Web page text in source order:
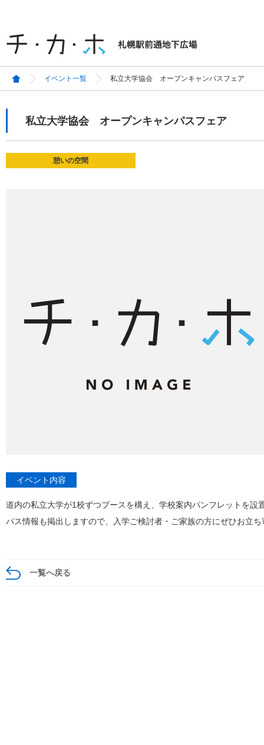
イベント一覧 私立大学協会 オープンキャンパスフェア
私立大学協会 オープンキャンパスフェア
憩いの空間
イベント内容
道内の私立大学が1校ずつブースを構え、学校案内パンフレットを
パス情報も掲出しますので、入学ご検討者・ご家族の方にぜひお立
一覧へ戻る